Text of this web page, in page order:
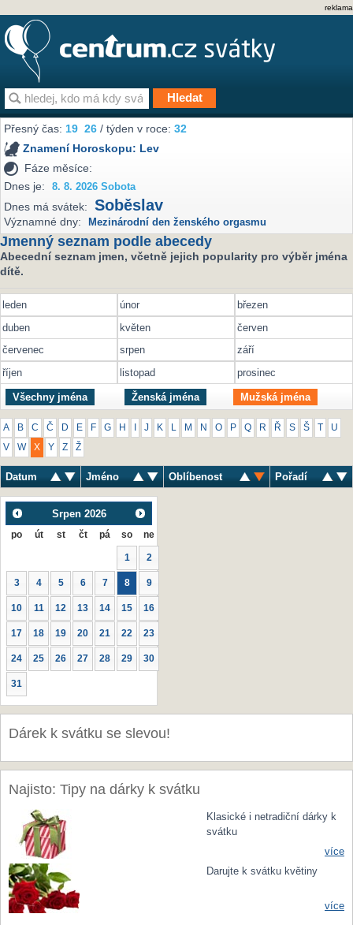
reklama
Přesný čas:19 26 / týden v roce:32
Znamení Horoskopu: Lev
Fáze měsíce:
Dnes je:
8. 8. 2026 Sobota
Dnes má svátek: Soběslav
Významné dny: Mezinárodní den ženského orgasmu
Jmenný seznam podle abecedy
Abecední seznam jmen, včetně jejich popularity pro výběr jména
dítě.
leden únor
březen
duben
květen
červen
červenec
srpen
září
říjen
listopad prosinec
Všechny jména Ženská jména Mužská jména
A B C Č D E F G H J K M N O P Q R Ř S Š U
V W X Y Z Ž
Datum Jméno Oblíbenost Pořadí
Srpen 2026
po út st čt pá so ne
1 2
3 4 5 6 7 8 9
10 11 12 13 14 15 16
17 18 19 20 21 22 23
24 25 26 27 28 29 30
31
Dárek k svátku se slevou!
Najisto: Tipy na dárky k svátku
Klasické i netradiční dárky k
svátku
více
Darujte k svátku květiny
více